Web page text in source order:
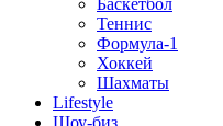
Баскетбол
Теннис
Формула-1
Хоккей
Шахматы
Lifestyle
Шоу-биз